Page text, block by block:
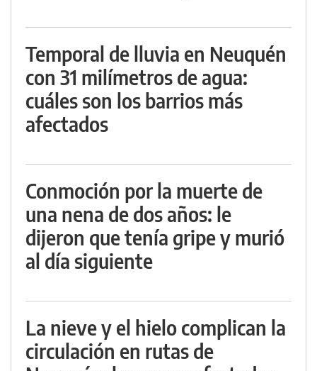
Temporal de lluvia en Neuquén
con 31 milímetros de agua:
cuáles son los barrios más
afectados
Conmoción por la muerte de
una nena de dos años: le
dijeron que tenía gripe y murió
al día siguiente
La nieve y el hielo complican la
circulación en rutas de